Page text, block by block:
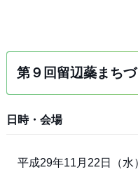
第９回留辺蘂まち
日時・会場
平成29年11月22日（